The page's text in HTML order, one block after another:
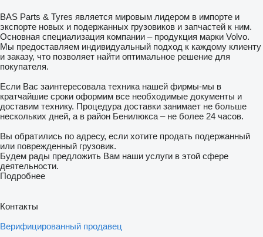
BAS Parts & Tyres является мировым лидером в импорте и
экспорте новых и подержанных грузовиков и запчастей к ним.
Основная специализация компании – продукция марки Volvo.
Мы предоставляем индивидуальный подход к каждому клиенту
и заказу, что позволяет найти оптимальное решение для
покупателя.
Если Вас заинтересовала техника нашей фирмы-мы в
кратчайшие сроки оформим все необходимые документы и
доставим технику. Процедура доставки занимает не больше
нескольких дней, а в район Бенилюкса – не более 24 часов.
Вы обратились по адресу, если хотите продать подержанный
или поврежденный грузовик.
Будем рады предложить Вам наши услуги в этой сфере
деятельности.
Подробнее
Контакты
Верифицированный продавец